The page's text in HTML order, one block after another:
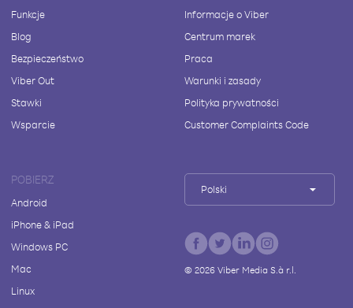
Funkcje
Blog
Bezpieczeństwo
Viber Out
Stawki
Wsparcie
Informacje o Viber
Centrum marek
Praca
Warunki i zasady
Polityka prywatności
Customer Complaints Code
POBIERZ
Android
iPhone & iPad
Windows PC
Mac
Linux
Polski
© 2026Viber Media S.à r.l.